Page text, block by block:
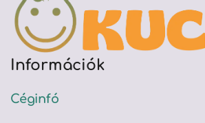
Információk
Céginfó